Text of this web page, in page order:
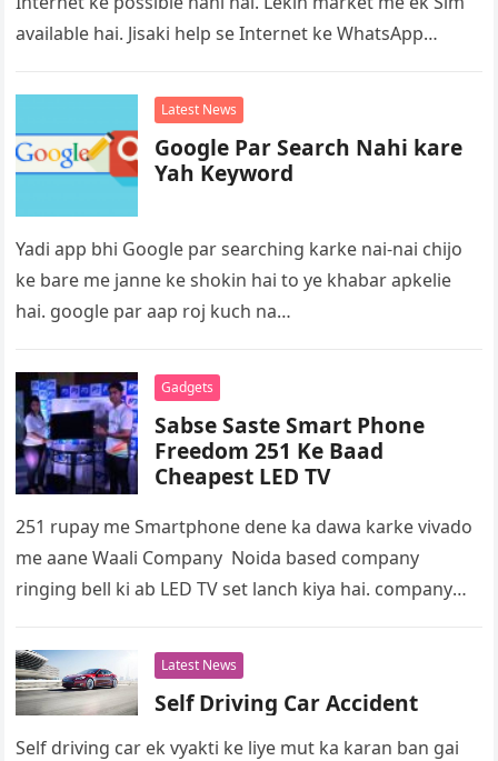
available hai. Jisaki help se Internet ke WhatsApp…
Latest News
Google Par Search Nahi kare
Yah Keyword
Yadi app bhi Google par searching karke nai-nai chijo
ke bare me janne ke shokin hai to ye khabar apkelie
hai. google par aap roj kuch na…
Gadgets
Sabse Saste Smart Phone
Freedom 251 Ke Baad
Cheapest LED TV
251 rupay me Smartphone dene ka dawa karke vivado
me aane Waali Company Noida based company
ringing bell ki ab LED TV set lanch kiya hai. company
Latest News
Self Driving Car Accident
Self driving car ek vyakti ke liye mut ka karan ban gai